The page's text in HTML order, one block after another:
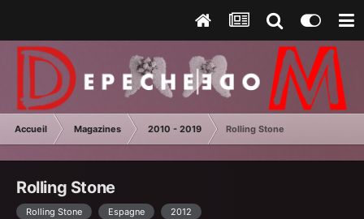
Accueil Magazines 2010 - 2019 Rolling Stone
Rolling Stone
Rolling Stone Espagne 2012